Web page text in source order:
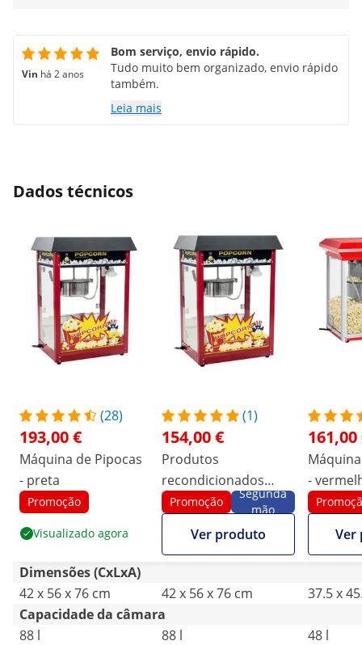
Vin há 2 anos
Bom serviço, envio rápido.
Tudo muito bem organizado, envio rápido
também.
Leia mais
Dados técnicos
(28)
193,00 €
Máquina de Pipocas
- preta
Promoção
Visualizado agora
(1)
154,00 €
Produtos
recondicionados
Máquina de Pipocas -
preta
Promoção
Segunda
mão
Ver produto
161,00
-
ECO
Ver
Dimensões (CxLxA)
42 x 56 x 76 cm
42 x 56 x 76 cm
37.5 x
Capacidade da câmara
88 l
88 l
48 l